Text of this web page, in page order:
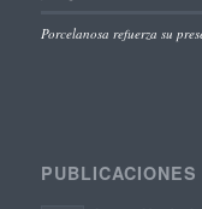
Porcelanosa refuerza su